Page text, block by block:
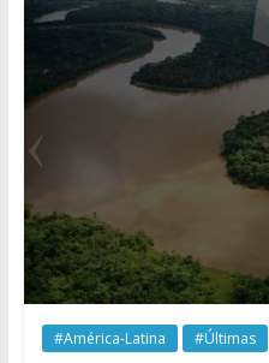
#América-Latina #Últimas